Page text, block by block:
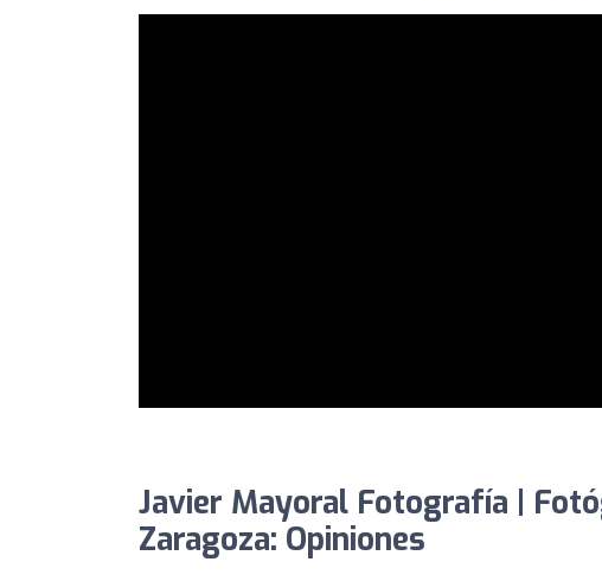
Javier Mayoral Fotografía |
Zaragoza: Opiniones